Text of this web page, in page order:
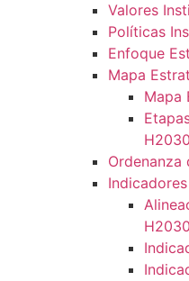
Valores
Políticas
Enfoque
Mapa
Mapa
H2030
Ordenanza
Indicadores
H2030